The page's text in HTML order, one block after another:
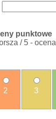
punktowe
/ 5 -
2 3